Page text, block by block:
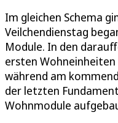
Im gleichen Schema
Veilchendienstag
Module. In den
ersten
während am
der letzten
Wohnmodule